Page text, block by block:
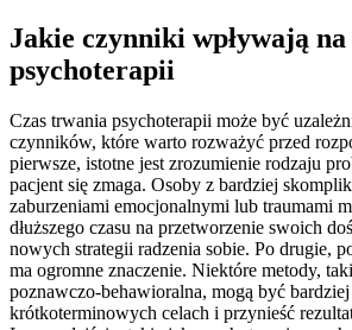
Jakie czynniki wpływają
psychoterapii
Czas trwania psychoterapii może być
czynników, które warto rozważyć przed
pierwsze, istotne jest zrozumienie rodzaju
pacjent się zmaga. Osoby z bardziej
zaburzeniami emocjonalnymi lub traumami
dłuższego czasu na przetworzenie swoich
nowych strategii radzenia sobie. Po drugie,
ma ogromne znaczenie. Niektóre metody,
poznawczo-behawioralna, mogą być
krótkoterminowych celach i przynieść